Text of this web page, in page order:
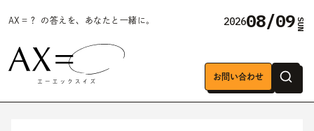
AX＝？ の答えを、あなたと一緒に。 202608/09SUN
お問い合わせ